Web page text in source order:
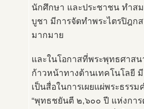
นักศึกษา และประชาชน ทำส
บูชา มีการจัดทำพระไตรปิฎก
มากมาย
และในโอกาสที่พระพุทธศาส
ก้าวหน้าทางด้านเทคโนโลยี
เป็นสื่อในการเผยแผ่พระธรร
“พุทธชยันตี ๒,๖๐๐ ปี แห่งการ